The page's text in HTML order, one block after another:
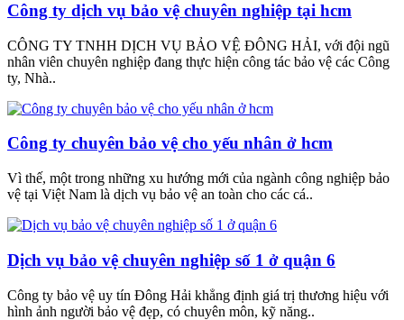
Công ty dịch vụ bảo vệ chuyên nghiệp tại hcm
CÔNG TY TNHH DỊCH VỤ BẢO VỆ ĐÔNG HẢI, với đội ngũ
nhân viên chuyên nghiệp đang thực hiện công tác bảo vệ các Công
ty, Nhà..
Công ty chuyên bảo vệ cho yếu nhân ở hcm
Vì thế, một trong những xu hướng mới của ngành công nghiệp bảo
vệ tại Việt Nam là dịch vụ bảo vệ an toàn cho các cá..
Dịch vụ bảo vệ chuyên nghiệp số 1 ở quận 6
Công ty bảo vệ uy tín Đông Hải khẳng định giá trị thương hiệu với
hình ảnh người bảo vệ đẹp, có chuyên môn, kỹ năng..